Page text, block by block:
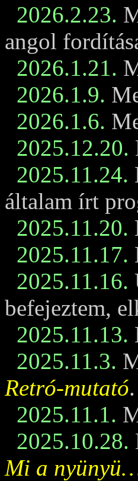
2026.2.23.
angol
2026.1.21.
2026.1.9.
2026.1.6.
2025.12.20.
2025.11.24.
általam írt
2025.11.20.
2025.11.17.
2025.11.16.
befejeztem,
2025.11.13.
2025.11.3.
Retró-mutató
2025.11.1.
2025.10.28.
Mi a